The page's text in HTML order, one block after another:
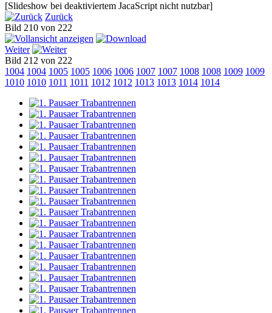
[Slideshow bei deaktiviertem JacaScript nicht nutzbar]
Zurück
Bild 210 von 222
Weiter
Bild 212 von 222
1004 1004 1005 1005 1006 1006 1007 1007 1008 1008 1009 1009
1010 1010 1011 1011 1012 1012 1013 1013 1014 1014